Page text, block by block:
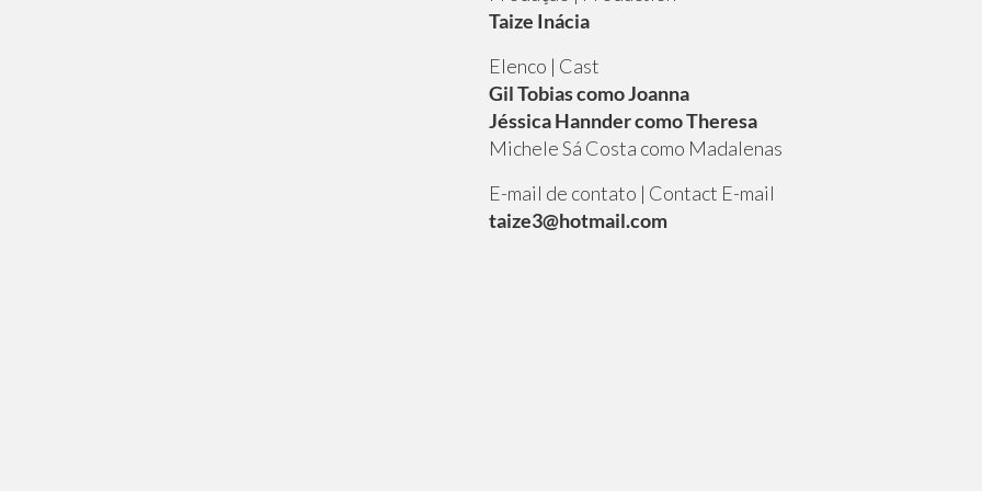
Taize Inácia
Elenco | Cast
Gil Tobias como Joanna
Jéssica Hannder como Theresa
Michele Sá Costa como Madalenas
E-mail de contato | Contact E-mail
taize3@hotmail.com